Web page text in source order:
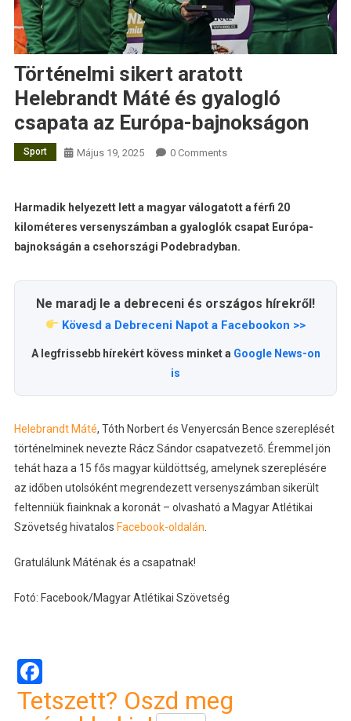
Történelmi sikert aratott
Helebrandt Máté és gyalogló
csapata az Európa-bajnokságon
Sport Május 19, 2025 0 Comments
Harmadik helyezett lett a magyar válogatott a férfi 20
kilométeres versenyszámban a gyaloglók csapat Európa-
bajnokságán a csehországi Podebradyban.
Ne maradj le a debreceni és országos hírekről!
Kövesd a Debreceni Napot a Facebookon >>
A legfrissebb hírekért kövess minket a Google News-on
is
Helebrandt Máté, Tóth Norbert és Venyercsán Bence szereplését
történelminek nevezte Rácz Sándor csapatvezető. Éremmel jön
tehát haza a 15 fős magyar küldöttség, amelynek szereplésére
az időben utolsóként megrendezett versenyszámban sikerült
feltenniük fiainknak a koronát – olvasható a Magyar Atlétikai
Szövetség hivatalos Facebook-oldalán
Gratulálunk Máténak és a csapatnak!
Fotó: Facebook/Magyar Atlétikai Szövetség
Facebook
Tetszett? Oszd meg